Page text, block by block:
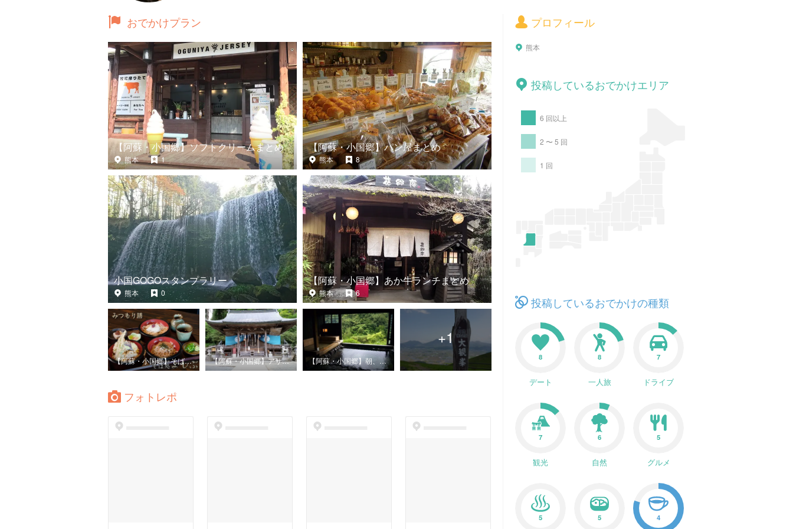
プロフィール
熊本
投稿しているおでかけエリア
6 回以上
2 〜 5 回
1 回
投稿しているおでかけの種類
8
デート
8
一人旅
7
ドライブ
7
観光
6
自然
5
グルメ
5 5 4
おでかけプラン
【阿蘇・小国郷】ソフトクリームまとめ
熊本 1
【阿蘇・小国郷】パン屋まとめ
熊本 8
小国GOGOスタンプラリー
熊本 0
【阿蘇・小国郷】あか牛ランチまとめ
熊本 6
【阿蘇・小国郷】そば屋まとめ 【阿蘇・小国郷】アサカツ 【阿蘇・小国郷】朝、入れるお風呂
+1
フォトレポ